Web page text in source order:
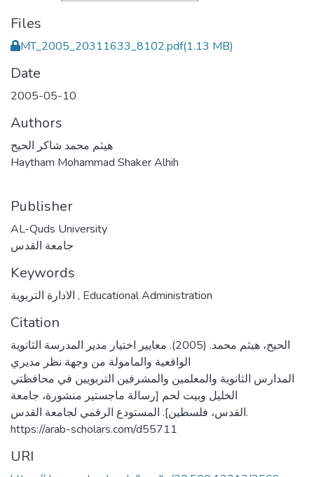
Files
MT_2005_20311633_8102.pdf(1.13 MB)
Date
2005-05-10
Authors
هيثم محمد شاكر الحيح
Haytham Mohammad Shaker Alhih
Publisher
AL-Quds University
جامعة القدس
Keywords
, Educational Administration
Citation
الحيح، هيثم محمد. (2005). معايير اختيار مدير المدرسة الثانوية
الواقعية والمامولة من وجهة نظر مديري
المدارس الثانوية والمعلمين والمشرفين التربويين في محافظتي
الخليل وبيت لحم [رسالة ماجستير منشورة، جامعة
القدس، فلسطين]. المستودع الرقمي لجامعة القدس.
https://arab-scholars.com/d55711
URI